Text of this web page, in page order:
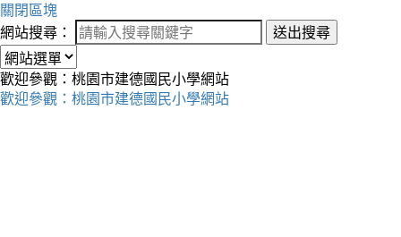
關閉區塊
網站搜尋：
送出搜尋
歡迎參觀：桃園市建德國民小學網站
歡迎參觀：桃園市建德國民小學網站